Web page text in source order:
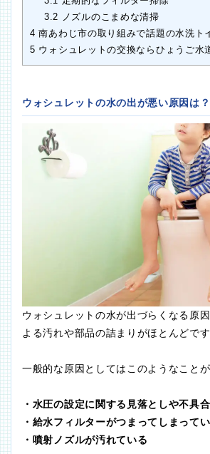
3.2 ノズルのこまめな清掃
4 南あわじ市の取り組みで話題の水洗ト
5 ウォシュレットの交換ならひょうご水
ウォシュレットの水の出が悪い原因は？
ウォシュレットの水が出づらくなる原
よる汚れや部品の詰まりがほとんどです
一般的な原因としてはこのようなことが
・水圧の設定に関する見落としや不具合
・給水フィルターがつまってしまって
・噴射ノズルが汚れている